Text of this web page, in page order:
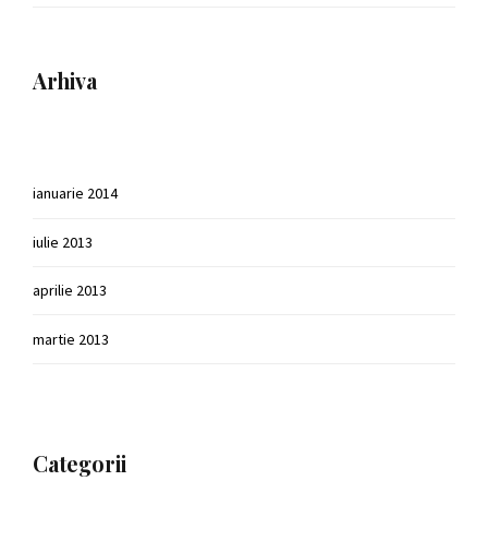
Arhiva
ianuarie 2014
iulie 2013
aprilie 2013
martie 2013
Categorii